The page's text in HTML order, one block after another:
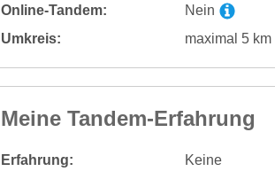
Online-Tandem:
Nein
Umkreis:
maximal 5 km
Meine Tandem-Erfahrung
Erfahrung:
Keine